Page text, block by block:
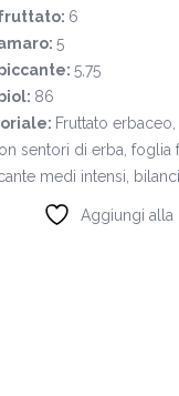
6
5
5,75
86
Fruttato
sentori di erba, foglia
medi intensi,
Aggiungi alla